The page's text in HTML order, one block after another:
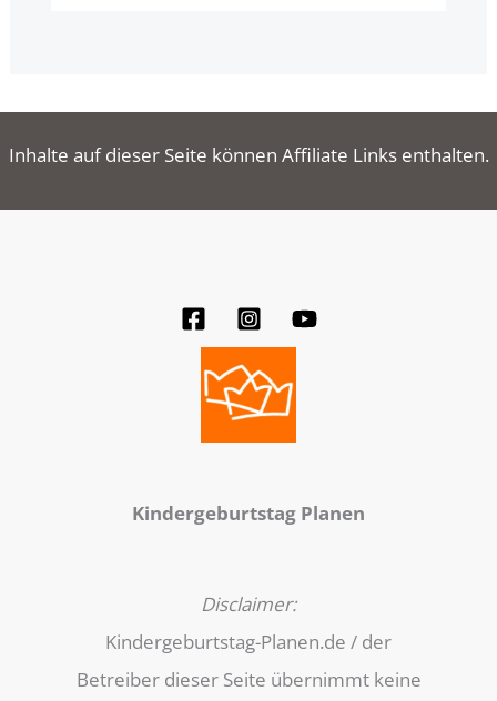
Inhalte auf dieser Seite können Affiliate Links enthalten.
Kindergeburtstag Planen
Disclaimer:
Kindergeburtstag-Planen.de / der
Betreiber dieser Seite übernimmt keine